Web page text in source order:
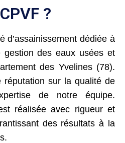
?
d’assainissement dédiée à
des eaux usées et
des Yvelines (78).
réputation sur la qualité de
de notre équipe.
réalisée avec rigueur et
des résultats à la